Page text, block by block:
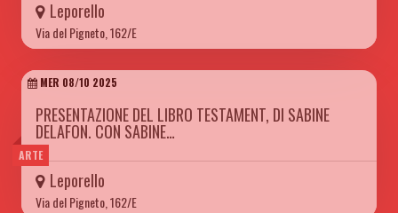
Leporello
Via del Pigneto, 162/E
ARTE
MER 08/10 2025
PRESENTAZIONE DEL LIBRO TESTAMENT, DI SABINE
DELAFON. CON SABINE…
Leporello
Via del Pigneto, 162/E